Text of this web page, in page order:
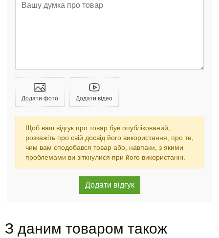
Додати фото Додати відео
Щоб ваш відгук про товар був опублікований,
розкажіть про свій досвід його використання, про те,
чим вам сподобався товар або, навпаки, з якими
проблемами ви зіткнулися при його використанні.
З даним товаром також